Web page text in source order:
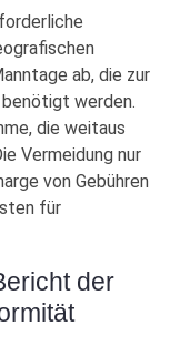
ab, die zur
werden.
die weitaus
Vermeidung nur
von Gebühren
für
der